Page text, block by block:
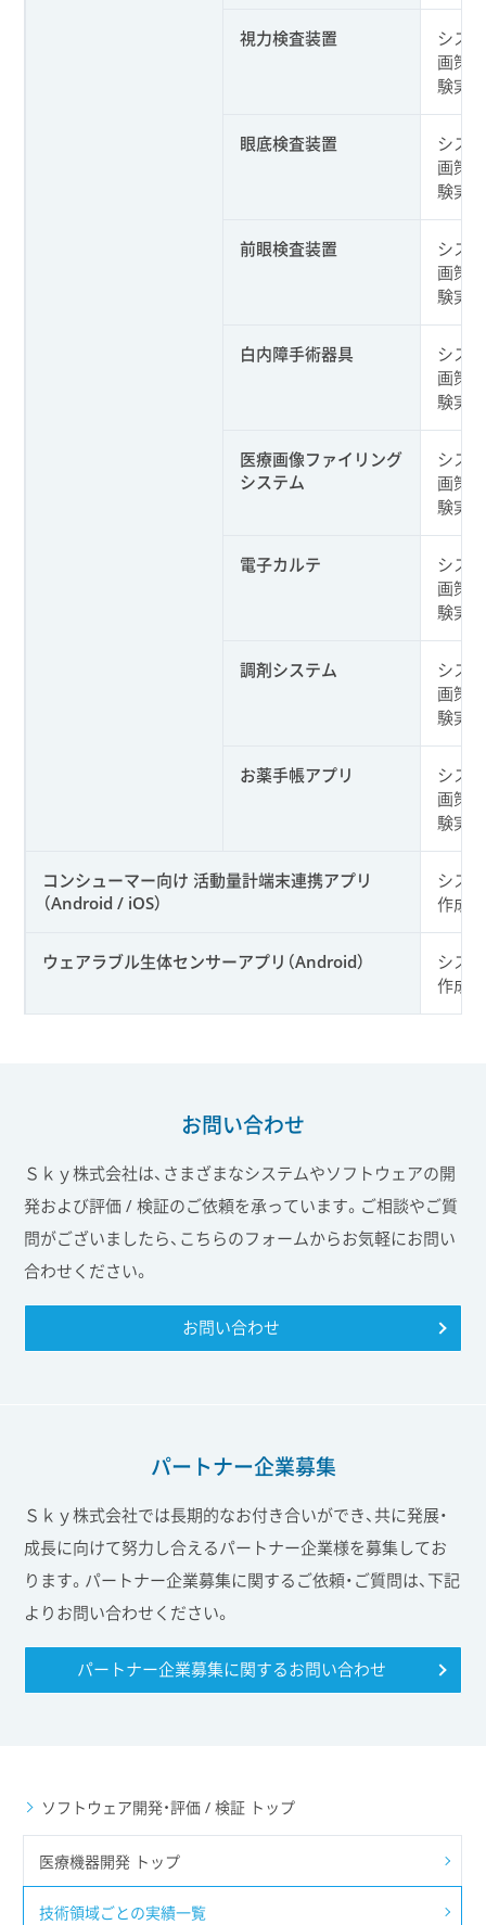
視力検査装置
シス
画策
験実施
眼底検査装置
シス
画策
験実施
前眼検査装置
シス
画策
験実施
白内障手術器具
シス
画策
験実施
医療画像ファイリング
システム
シス
画策
験実施
電子カルテ
シス
画策
験実施
調剤システム
シス
画策
験実施
お薬手帳アプリ
シス
画策
験実施
コンシューマー向け 活動量計端末連携アプリ
（Android / iOS）
シス
作成、
ウェアラブル生体センサーアプリ（Android）
シス
作成、
お問い合わせ
Ｓｋｙ株式会社は、さまざまなシステムやソフトウェアの開
発および評価 / 検証のご依頼を承っています。ご相談やご質
問がございましたら、こちらのフォームからお気軽にお問い
合わせください。
お問い合わせ
パートナー企業募集
Ｓｋｙ株式会社では長期的なお付き合いができ、共に発展・
成長に向けて努力し合えるパートナー企業様を募集してお
ります。パートナー企業募集に関するご依頼・ご質問は、下記
よりお問い合わせください。
パートナー企業募集に関するお問い合わせ
ソフトウェア開発・評価 / 検証 トップ
医療機器開発 トップ
技術領域ごとの実績一覧